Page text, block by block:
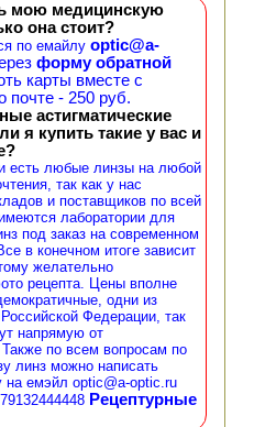
мою медицинскую
она стоит?
по емайлу optic@a-
форму обратной
карты вместе с
почте - 250 руб.
астигматические
я купить такие у вас и
есть любые линзы на любой
так как у нас
и поставщиков по всей
лаборатории для
под заказ на современном
в конечном итоге зависит
желательно
рецепта. Цены вполне
одни из
Федерации, так
напрямую от
по всем вопросам по
линз можно написать
на емэйл optic@a-optic.ru
Рецептурные